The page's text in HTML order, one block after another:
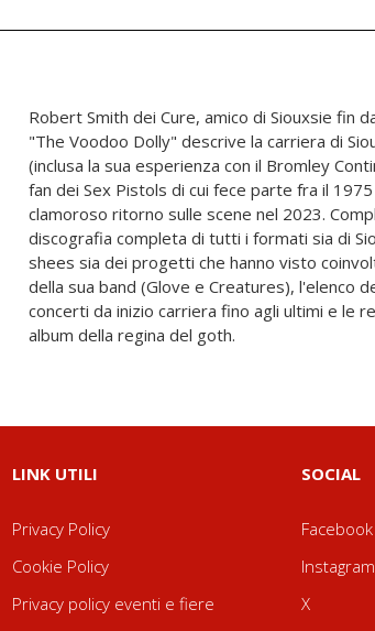
album della regina del goth.
LINK UTILI
Privacy Policy
Cookie Policy
Privacy policy eventi e fiere
SOCIAL
Facebook
Instagram
X